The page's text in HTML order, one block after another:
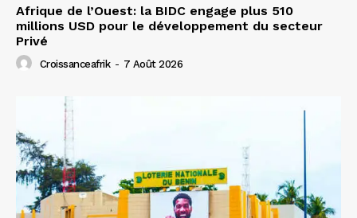
Afrique de l’Ouest: la BIDC engage plus 510
millions USD pour le développement du secteur
Privé
Croissanceafrik - 7 Août 2026